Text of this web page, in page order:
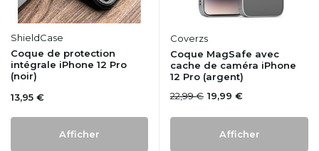
ShieldCase
Coque de protection
intégrale iPhone 12 Pro
(noir)
13,95 €
Afficher
Coverzs
Coque MagSafe avec
cache de caméra iPhone
12 Pro (argent)
22,99 € 19,99 €
Afficher